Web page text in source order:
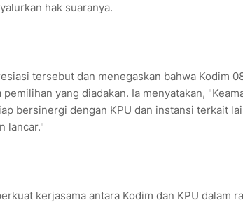
hak suaranya.
tersebut dan menegaskan bahwa Kodim
yang diadakan. Ia menyatakan,
bersinergi dengan KPU dan instansi terkait
lancar."
kerjasama antara Kodim dan KPU dalam